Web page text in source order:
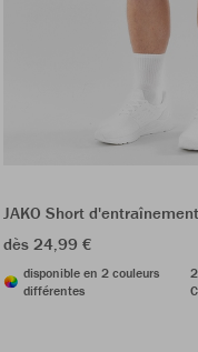
JAKO Short
dès 24,99 €
disponible en 2 couleurs
différentes
2